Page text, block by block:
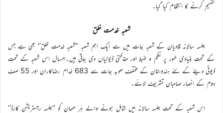
تقسیم کرنے کا انتظام کیا گیا۔
شعبہ خدمت خلق
جلسہ سالانہ قادیان کے شعبہ جات میں سے ایک اہم شعبہ ’’شعبہ خدمت خلق‘‘ بھی ہے جس
کے تحت بنیادی طور پر نظم و ضبط اور حفاظتی ڈیوٹیاں دی جاتی ہیں۔امسال اس شعبہ کے تحت
ڈیوٹی دینے کے لئے ہندوستان کے مختلف صوبہ جات سے 683 خدام رضاکاران اور 55 صف
دوم کے انصار صاحبان تشریف لائے۔
اس شعبہ کے تحت جلسہ سالانہ میں شامل ہونے والے ہر مہمان کو ’’جلسہ رجسٹریشن کارڈ‘‘